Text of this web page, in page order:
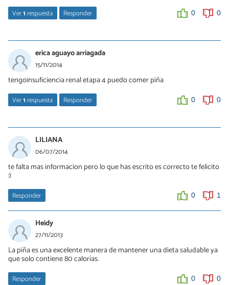
Ver1respuesta Responder 0 0
mmmm puede ser una entera todos los dias
erica aguayo arriagada
15/11/2014
tengoinsuficiencia renal etapa 4 puedo comer piña
Ver1respuesta Responder 0 0
25/03/2015
offiooo k siiiii
0 0
LILIANA
06/07/2014
te falta mas informacion pero lo que has escrito es correcto te felicito
:)
Responder 0 1
Heidy
27/11/2013
La piña es una excelente manera de mantener una dieta saludable ya
que solo contiene 80 calorías.
Responder 0 0